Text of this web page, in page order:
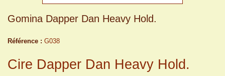
Gomina Dapper Dan Heavy Hold.
Référence : G038
Cire Dapper Dan Heavy Hold.